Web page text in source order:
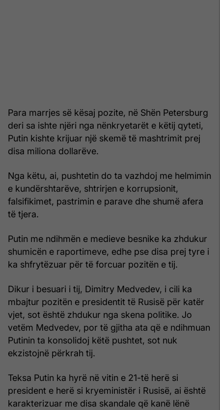
Para marrjes së kësaj pozite, në Shën Petersburg
deri sa ishte njëri nga nënkryetarët e këtij qyteti,
Putin kishte krijuar një skemë të mashtrimit prej
disa miliona dollarëve.
Nga këtu, ai, pushtetin do ta vazhdoj me helmimin
e kundërshtarëve, shtrirjen e korrupsionit,
falsifikimet, pastrimin e parave dhe shumë afera
të tjera.
Putin me ndihmën e medieve besnike ka zhdukur
shumicën e raportimeve, edhe pse disa prej tyre i
ka shfrytëzuar për të forcuar pozitën e tij.
Dikur i besuari i tij, Dimitry Medvedev, i cili ka
mbajtur pozitën e presidentit të Rusisë për katër
vjet, sot është zhdukur nga skena politike. Jo
vetëm Medvedev, por të gjitha ata që e ndihmuan
Putinin ta konsolidoj këtë pushtet, sot nuk
ekzistojnë përkrah tij.
Teksa Putin ka hyrë në vitin e 21-të herë si
president e herë si kryeministër i Rusisë, ai është
karakterizuar me disa skandale që kanë lënë